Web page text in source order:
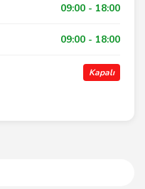
09:00 - 18:00
09:00 - 18:00
Kapalı